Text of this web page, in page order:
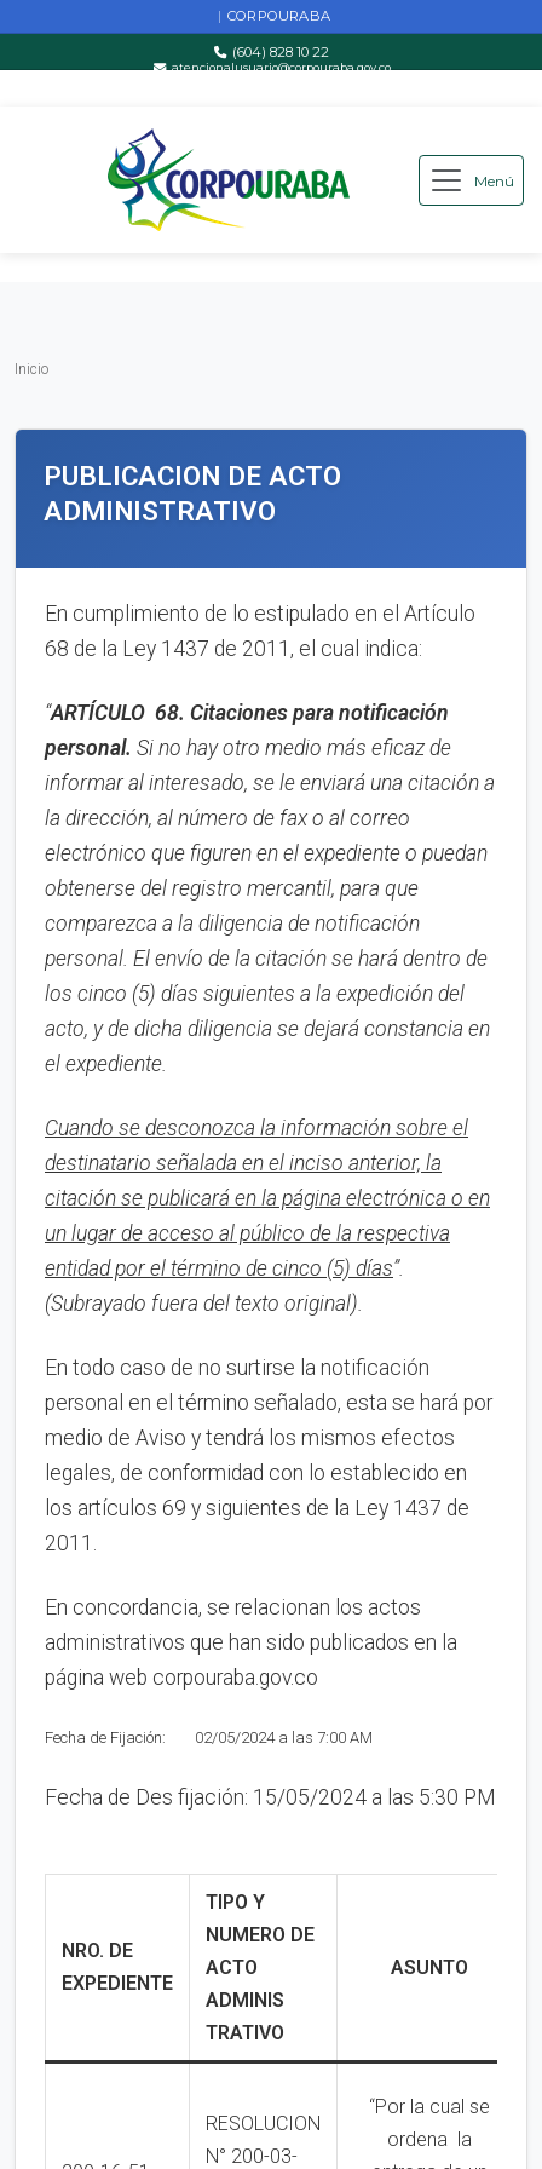
Saltar al contenido principal
| CORPOURABA
(604) 828 10 22
atencionalusuario@corpouraba.gov.co
Menú
Inicio
PUBLICACION DE ACTO
ADMINISTRATIVO
En cumplimiento de lo estipulado en el Artículo
68 de la Ley 1437 de 2011, el cual indica:
“ARTÍCULO 68. Citaciones para notificación
personal. Si no hay otro medio más eficaz de
informar al interesado, se le enviará una citación a
la dirección, al número de fax o al correo
electrónico que figuren en el expediente o puedan
obtenerse del registro mercantil, para que
comparezca a la diligencia de notificación
personal. El envío de la citación se hará dentro de
los cinco (5) días siguientes a la expedición del
acto, y de dicha diligencia se dejará constancia en
el expediente.
Cuando se desconozca la información sobre el
destinatario señalada en el inciso anterior, la
citación se publicará en la página electrónica o en
un lugar de acceso al público de la respectiva
entidad por el término de cinco (5) días”.
(Subrayado fuera del texto original).
En todo caso de no surtirse la notificación
personal en el término señalado, esta se hará por
medio de Aviso y tendrá los mismos efectos
legales, de conformidad con lo establecido en
los artículos 69 y siguientes de la Ley 1437 de
2011.
En concordancia, se relacionan los actos
administrativos que han sido publicados en la
página web corpouraba.gov.co
Fecha de Fijación: 02/05/2024 a las 7:00 AM
Fecha de Des fijación: 15/05/2024 a las 5:30 PM
NRO. DE
EXPEDIENTE
TIPO Y
NUMERO DE
ACTO
ADMINIS
TRATIVO
ASUNTO
RESOLUCION
N° 200-03-
“Por la cual se
ordena la